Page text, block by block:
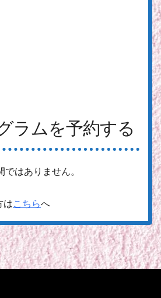
ラムを予約する
はありません。
はこちらへ